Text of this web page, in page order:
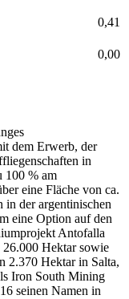
0,41
0,00
dem Erwerb, der
in
100 % am
eine Fläche von ca.
der argentinischen
eine Option auf den
Antofalla
Hektar sowie
2.370 Hektar in Salta,
Iron South Mining
seinen Namen in